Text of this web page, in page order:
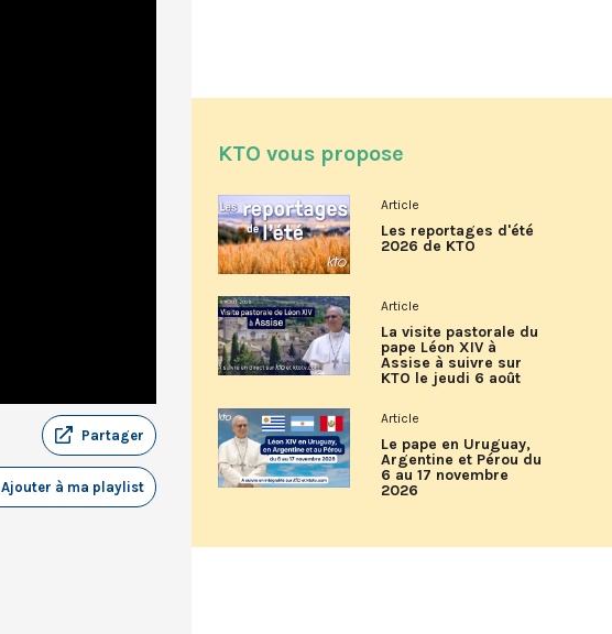
Partager
Ajouter à ma playlist
KTO vous propose
Article
Les reportages d'été
2026 de KTO
Article
La visite pastorale du
pape Léon XIV à
Assise à suivre sur
KTO le jeudi 6 août
Article
Le pape en Uruguay,
Argentine et Pérou du
6 au 17 novembre
2026